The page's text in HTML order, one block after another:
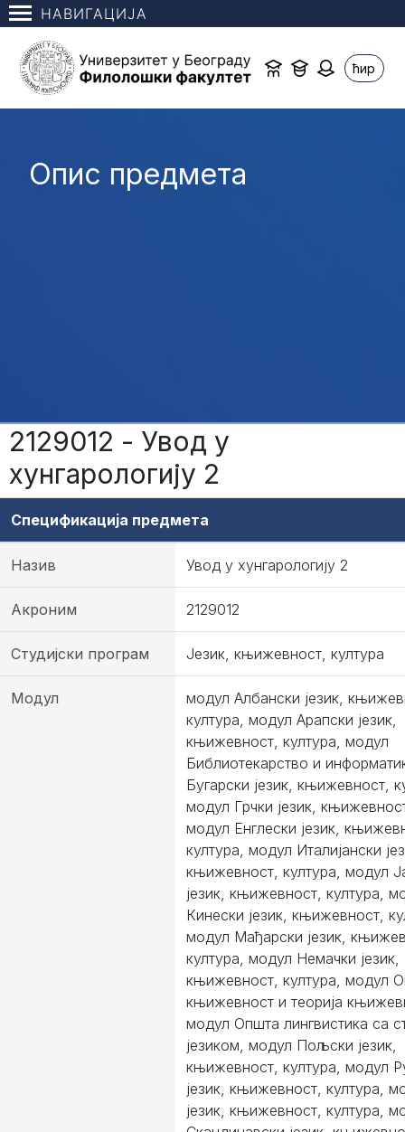
НАВИГАЦИЈА
ћир
Опис предмета
2129012 - Увод у
хунгарологију 2
Спецификација предмета
Назив Увод у хунгарологију 2
Акроним 2129012
Студијски програм Језик, књижевност, култура
Модул
модул Албански језик,
култура, модул Арапски језик,
књижевност, култура, модул
Библиотекарство и
Бугарски језик, књижевност,
модул Грчки језик,
модул Енглески језик,
култура, модул Италијански
књижевност, култура, модул
језик, књижевност, култура,
Кинески језик, књижевност,
модул Мађарски језик,
култура, модул Немачки језик,
књижевност, култура, модул
књижевност и теорија
модул Општа лингвистика са
језиком, модул Пољски језик,
књижевност, култура, модул
језик, књижевност, култура,
језик, књижевност, култура,